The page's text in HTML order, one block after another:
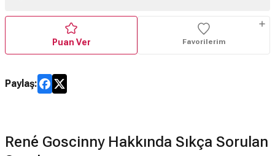
Puan Ver Favorilerim
Paylaş:
René Goscinny Hakkında Sıkça Sorulan